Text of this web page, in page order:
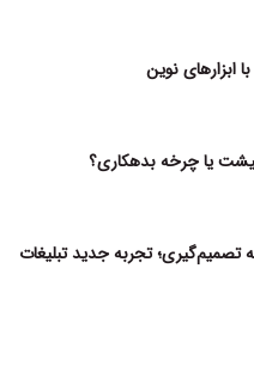
ابزارهای نوین
یا چرخه بدهکاری؟
تجربه جدید تبلیغات